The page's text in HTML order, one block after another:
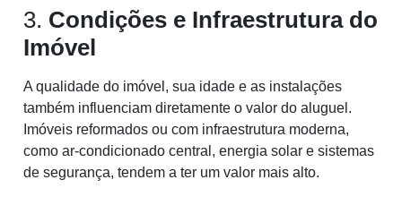
3. Condições e Infraestrutura do
Imóvel
A qualidade do imóvel, sua idade e as instalações
também influenciam diretamente o valor do aluguel.
Imóveis reformados ou com infraestrutura moderna,
como ar-condicionado central, energia solar e sistemas
de segurança, tendem a ter um valor mais alto.